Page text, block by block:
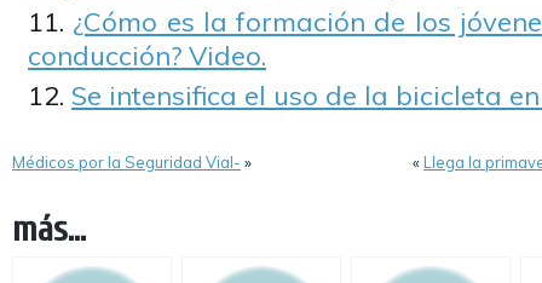
¿Cómo es la formación de los
conducción? Video.
Se intensifica el uso de la bicicleta
Médicos por la Seguridad Vial- » «Llega la
más...